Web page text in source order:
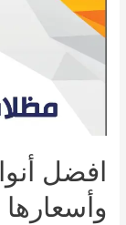
في
محايل
2026-
2027
افضل